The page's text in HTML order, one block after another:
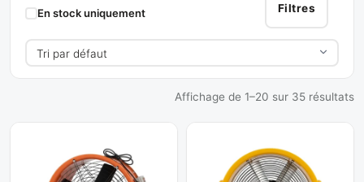
Filtres
En stock uniquement
Affichage de 1–20 sur 35 résultats